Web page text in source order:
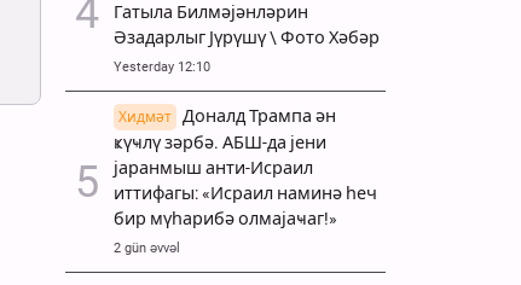
Гатыла Билмәјәнләрин
Әзадарлыг Јүрүшү \ Фото Хәбәр
Yesterday 12:10
Хидмәт
Доналд Трампа ән
ҝүҹлү зәрбә. АБШ-да јени
јаранмыш анти-Исраил
иттифагы: «Исраил наминә һеч
бир мүһарибә олмајаҹаг!»
2 gün əvvəl